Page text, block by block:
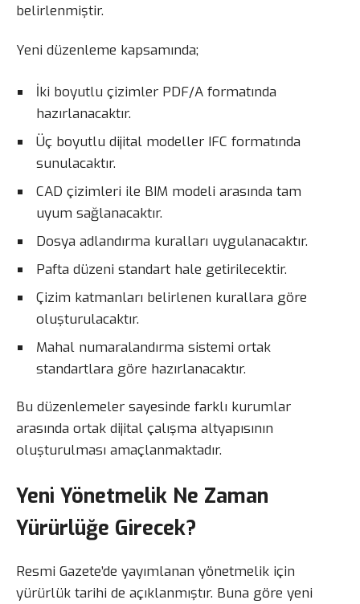
belirlenmiştir.
Yeni düzenleme kapsamında;
İki boyutlu çizimler PDF/A formatında
hazırlanacaktır.
Üç boyutlu dijital modeller IFC formatında
sunulacaktır.
CAD çizimleri ile BIM modeli arasında tam
uyum sağlanacaktır.
Dosya adlandırma kuralları uygulanacaktır.
Pafta düzeni standart hale getirilecektir.
Çizim katmanları belirlenen kurallara göre
oluşturulacaktır.
Mahal numaralandırma sistemi ortak
standartlara göre hazırlanacaktır.
Bu düzenlemeler sayesinde farklı kurumlar
arasında ortak dijital çalışma altyapısının
oluşturulması amaçlanmaktadır.
Yeni Yönetmelik Ne Zaman
Yürürlüğe Girecek?
Resmi Gazete’de yayımlanan yönetmelik için
yürürlük tarihi de açıklanmıştır. Buna göre yeni